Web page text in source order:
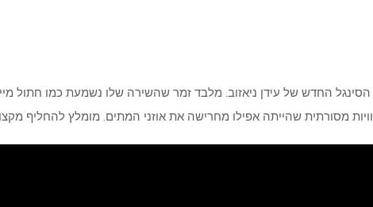
החדש של עידן ניאזוב. מלבד זמר שהשירה שלו נשמעת כמו חתול
מסורתית שהייתה אפילו מחרישה את אוזני המתים. מומלץ להחליף